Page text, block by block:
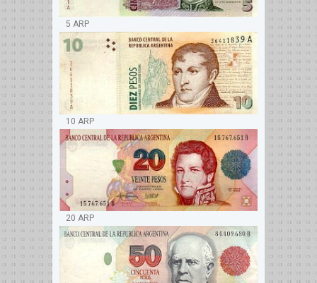
5 ARP
10 ARP
20 ARP